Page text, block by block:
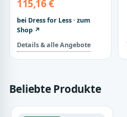
Duftko…
115,16 €
bei Dress for Less · zum
Shop ↗
Details & alle Angebote
Beliebte Produkte